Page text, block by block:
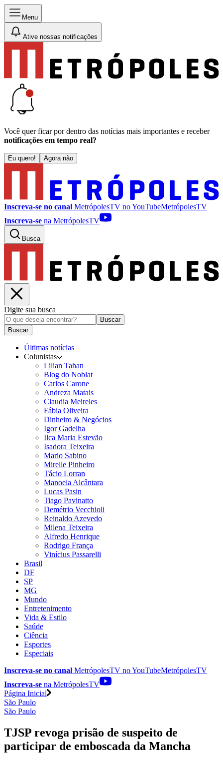
Menu
Ative nossas notificações
Você quer ficar por dentro das notícias mais importantes e receber
notificações em tempo real?
Eu quero! Agora não
Inscreva-se no canal MetrópolesTV noYouTubeMetrópolesTV
Inscreva-se na MetrópolesTV
Busca
Digite sua busca
Buscar
Buscar
Últimas notícias
Colunistas
Lilian Tahan
Blog do Noblat
Carlos Carone
Andreza Matais
Claudia Meireles
Fábia Oliveira
Dinheiro & Negócios
Igor Gadelha
Ilca Maria Estevão
Isadora Teixeira
Mario Sabino
Mirelle Pinheiro
Tácio Lorran
Manoela Alcântara
Lucas Pasin
Tiago Pavinatto
Demétrio Vecchioli
Reinaldo Azevedo
Milena Teixeira
Alfredo Henrique
Rodrigo França
Vinícius Passarelli
Brasil
DF
SP
MG
Mundo
Entretenimento
Vida & Estilo
Saúde
Ciência
Esportes
Especiais
Inscreva-se no canal MetrópolesTV noYouTubeMetrópolesTV
Inscreva-se na MetrópolesTV
Página Inicial
São Paulo
São Paulo
TJSP revoga prisão de suspeito de
participar de emboscada da Mancha